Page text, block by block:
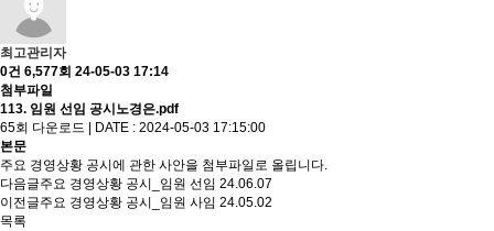
최고관리자
0건 6,577회 24-05-03 17:14
첨부파일
113. 임원 선임 공시노경은.pdf
65회 다운로드 | DATE : 2024-05-03 17:15:00
본문
주요 경영상황 공시에 관한 사안을 첨부파일로 올립니다.
다음글주요 경영상황 공시_임원 선임 24.06.07
이전글주요 경영상황 공시_임원 사임 24.05.02
목록